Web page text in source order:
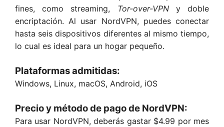
fines, como streaming, Tor-over-VPNy doble
encriptación. Al usar NordVPN, puedes conectar
hasta seis dispositivos diferentes al mismo tiempo,
lo cual es ideal para un hogar pequeño.
Plataformas admitidas:
Windows, Linux, macOS, Android, iOS
Precio y método de pago de NordVPN:
Para usar NordVPN, deberás gastar $4.99 por mes